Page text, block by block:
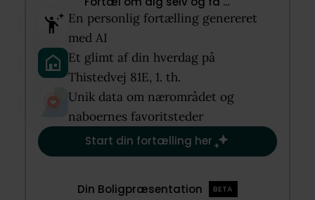
En personlig fortælling genereret
med AI​
Et glimt af din hverdag på
Thistedvej 81E, 1. th.​
Unik data om nærområdet og
naboernes favoritsteder​
Start din fortælling her
Din Boligpræsentation BETA